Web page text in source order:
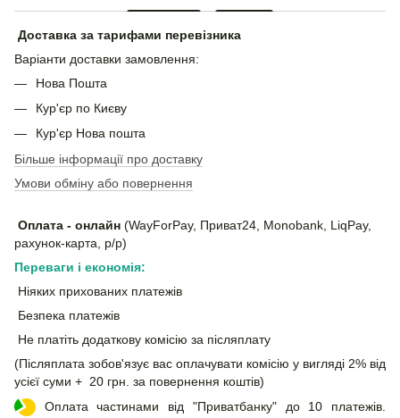
Доставка за тарифами перевізника
Варіанти доставки замовлення:
Нова Пошта
Кур'єр по Києву
Кур'єр Нова пошта
Більше інформації про доставку
Умови обміну або повернення
Оплата - онлайн (WayForPay, Приват24, Monobank, LiqPay,
рахунок-карта, р/р)
Переваги і економія:
Ніяких прихованих платежів
Безпека платежів
Не платіть додаткову комісію за післяплату
(Післяплата зобов'язує вас оплачувати комісію у вигляді 2% від
усієї суми + 20 грн. за повернення коштів)
Оплата частинами від "Приватбанку" до 10 платежів.